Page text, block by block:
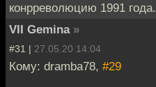
конрреволюцию 1991 года.
VII Gemina »
#31 | 27.05.20 14:04
Кому: dramba78, #29